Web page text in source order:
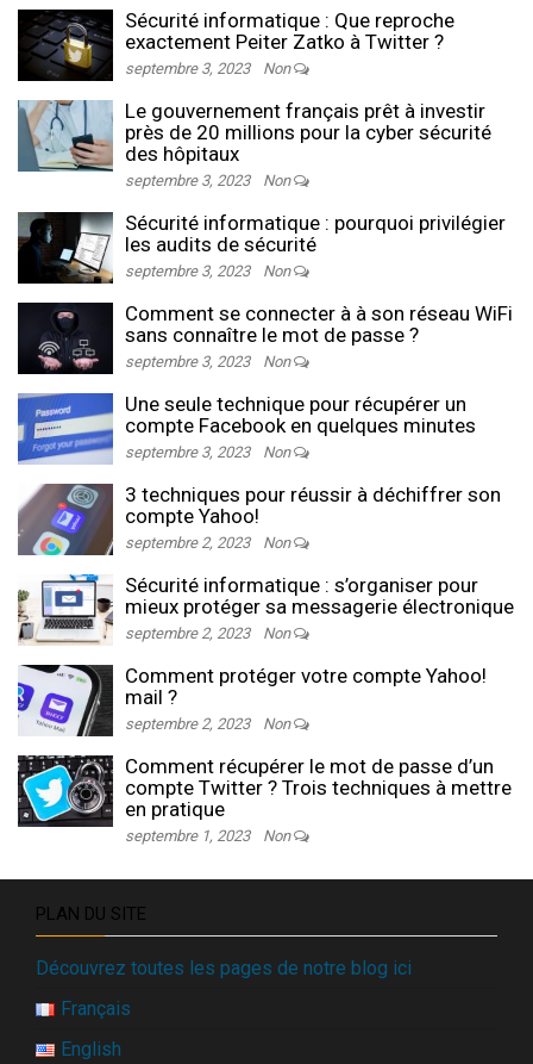
Sécurité informatique : Que reproche
exactement Peiter Zatko à Twitter ?
septembre 3, 2023 Non
Le gouvernement français prêt à investir
près de 20 millions pour la cyber sécurité
des hôpitaux
septembre 3, 2023 Non
Sécurité informatique : pourquoi privilégier
les audits de sécurité
septembre 3, 2023 Non
Comment se connecter à à son réseau WiFi
sans connaître le mot de passe ?
septembre 3, 2023 Non
Une seule technique pour récupérer un
compte Facebook en quelques minutes
septembre 3, 2023 Non
3 techniques pour réussir à déchiffrer son
compte Yahoo!
septembre 2, 2023 Non
Sécurité informatique : s’organiser pour
mieux protéger sa messagerie électronique
septembre 2, 2023 Non
Comment protéger votre compte Yahoo!
mail ?
septembre 2, 2023 Non
Comment récupérer le mot de passe d’un
compte Twitter ? Trois techniques à mettre
en pratique
septembre 1, 2023 Non
PLAN DU SITE
Découvrez toutes les pages de notre blog ici
Français
English